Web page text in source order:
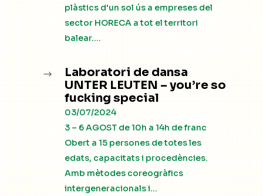
plàstics d'un sol ús a empreses del
sector HORECA a tot el territori
balear....
$
Laboratori de dansa
UNTER LEUTEN – you’re so
fucking special
03/07/2024
3 – 6 AGOST de 10h a 14h de franc
Obert a 15 persones de totes les
edats, capacitats i procedències.
Amb mètodes coreogràfics
intergeneracionals i...